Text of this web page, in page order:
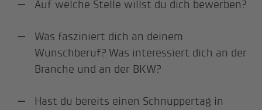
Auf welche Stelle willst du dich bewerben?
Was fasziniert dich an deinem
Wunschberuf? Was interessiert dich an der
Branche und an der BKW?
Hast du bereits einen Schnuppertag in